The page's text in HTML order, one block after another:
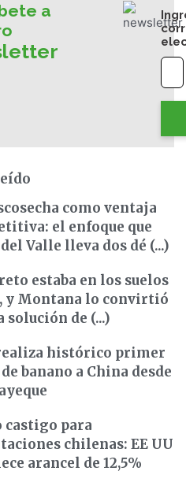
a
como ventaja
el enfoque que
Valle lleva dos dé (...)
estaba en los suelos
y Montana lo convirtió
solución de (...)
histórico primer
banano a China desde
castigo para
chilenas: EE UU
arancel de 12,5%